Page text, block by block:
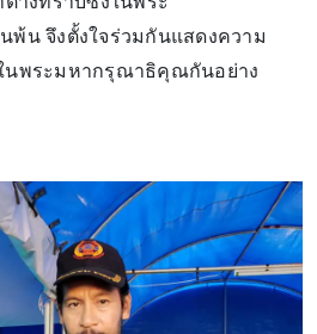
น จึงตั้งใจร่วมกันแสดงความ
นพระมหากรุณาธิคุณกันอย่าง